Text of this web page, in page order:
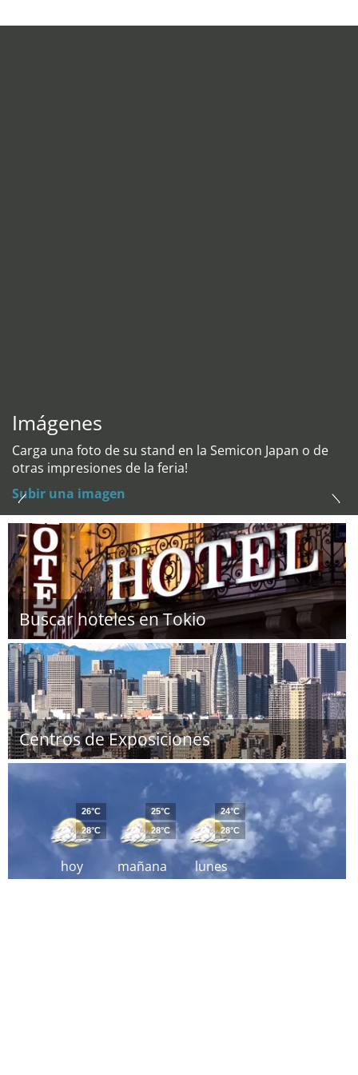
Imágenes
Carga una foto de su stand en la Semicon Japan o de
otras impresiones de la feria!
Subir una imagen
Buscar hoteles en Tokio
Centros de Exposiciones
hoy
26°C
28°C
mañana
25°C
28°C
lunes
24°C
28°C